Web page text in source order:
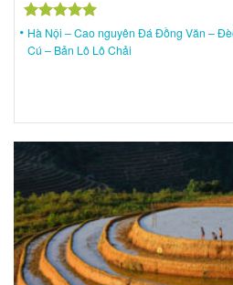
Được xếp
hạng5.00
Hà Nội – Cao nguyên Đá Đồng Văn –
Cú – Bản Lô Lô Chải